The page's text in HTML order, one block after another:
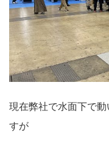
現在弊社で水面下で
すが